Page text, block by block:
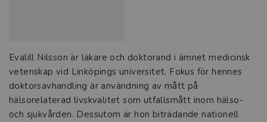
Evalill Nilsson är läkare och doktorand i ämnet medicinsk
vetenskap vid Linköpings universitet. Fokus för hennes
doktorsavhandling är användning av mått på
hälsorelaterad livskvalitet som utfallsmått inom hälso-
och sjukvården. Dessutom är hon biträdande nationell